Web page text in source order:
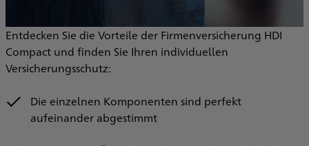
Entdecken Sie die Vorteile der Firmenversicherung HDI
Compact und finden Sie Ihren individuellen
Versicherungsschutz:
Die einzelnen Komponenten sind perfekt
aufeinander abgestimmt